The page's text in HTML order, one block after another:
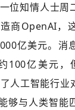
位知情人士周
商OpenAI，
亿美元。消
100亿美元，
人工智能行业
够与人类智能